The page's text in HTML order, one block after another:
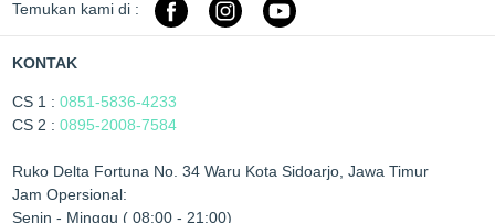
Temukan kami di :
KONTAK
CS 1 :0851-5836-4233
CS 2 :0895-2008-7584
Ruko Delta Fortuna No. 34 Waru Kota Sidoarjo, Jawa Timur
Jam Opersional:
Senin - Minggu ( 08:00 - 21:00)